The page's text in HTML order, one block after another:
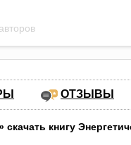
ОТЗЫВЫ
скачать книгу